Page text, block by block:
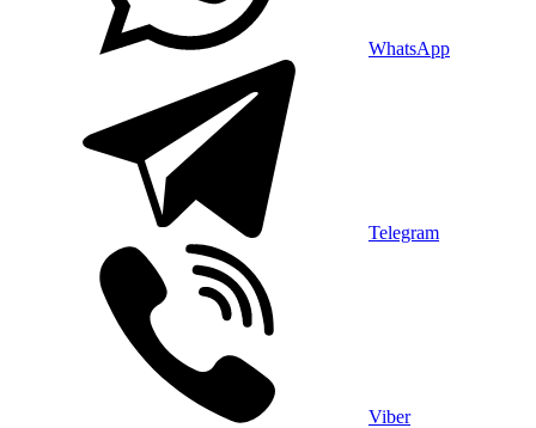
WhatsApp
Telegram
Viber